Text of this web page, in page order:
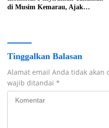
di Musim Kemarau, Ajak
Tinggalkan Balasan
Alamat email Anda tidak akan
wajib ditandai *